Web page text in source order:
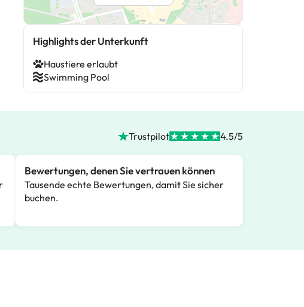
Highlights der Unterkunft
Haustiere erlaubt
Swimming Pool
Trustpilot 4.5/5
Bewertungen, denen Sie vertrauen können
Tausende echte Bewertungen, damit Sie sicher
buchen.